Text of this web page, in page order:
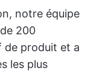
notre équipe
200
de produit et a
les plus